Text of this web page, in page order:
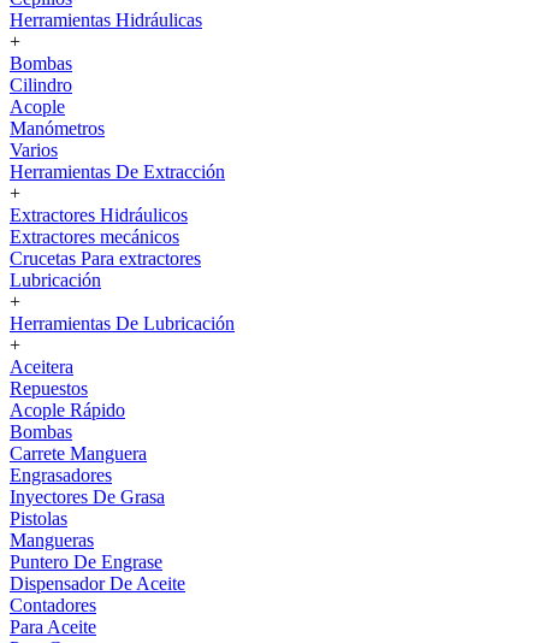
Herramientas Hidráulicas
+
Bombas
Cilindro
Acople
Manómetros
Varios
Herramientas De Extracción
+
Extractores Hidráulicos
Extractores mecánicos
Crucetas Para extractores
Lubricación
+
Herramientas De Lubricación
+
Aceitera
Repuestos
Acople Rápido
Bombas
Carrete Manguera
Engrasadores
Inyectores De Grasa
Pistolas
Mangueras
Puntero De Engrase
Dispensador De Aceite
Contadores
Para Aceite